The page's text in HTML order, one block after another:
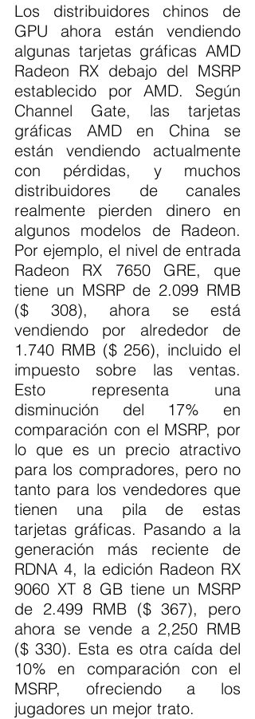
Los distribuidores chinos de
GPU ahora están vendiendo
algunas tarjetas gráficas AMD
Radeon RX debajo del MSRP
establecido por AMD. Según
Channel Gate, las tarjetas
gráficas AMD en China se
están vendiendo actualmente
con pérdidas, y muchos
distribuidores de canales
realmente pierden dinero en
algunos modelos de Radeon.
Por ejemplo, el nivel de entrada
Radeon RX 7650 GRE, que
tiene un MSRP de 2.099 RMB
($ 308), ahora se está
vendiendo por alrededor de
1.740 RMB ($ 256), incluido el
impuesto sobre las ventas.
Esto representa una
disminución del 17% en
comparación con el MSRP, por
lo que es un precio atractivo
para los compradores, pero no
tanto para los vendedores que
tienen una pila de estas
tarjetas gráficas. Pasando a la
generación más reciente de
RDNA 4, la edición Radeon RX
9060 XT 8 GB tiene un MSRP
de 2.499 RMB ($ 367), pero
ahora se vende a 2,250 RMB
($ 330). Esta es otra caída del
10% en comparación con el
MSRP, ofreciendo a los
jugadores un mejor trato.